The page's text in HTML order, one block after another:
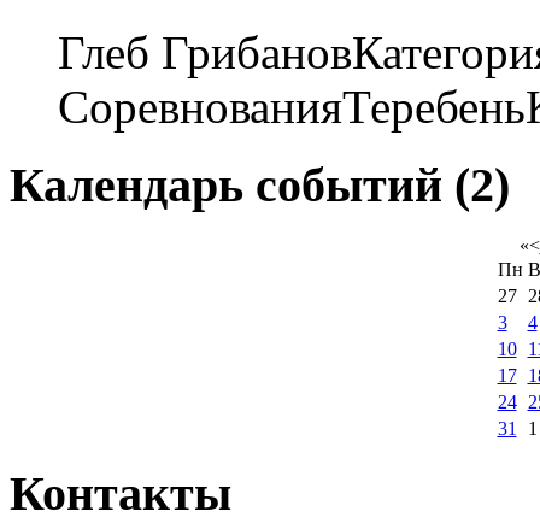
Глеб
Календарь событий (2)
«<
Пн
27
3
4
10
17
24
31
1
Контакты